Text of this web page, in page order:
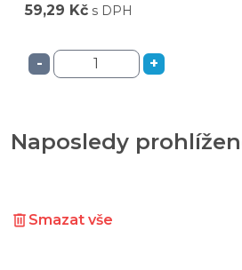
59,29 Kč s DPH
- +
Naposledy
Smazat vše